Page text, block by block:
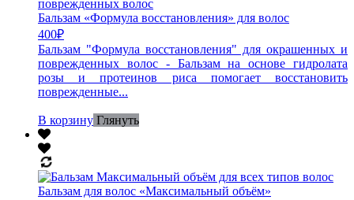
Бальзам «Формула восстановления» для волос
400₽
Бальзам "Формула восстановления" для окрашенных и
поврежденных волос - Бальзам на основе гидролата
розы и протеинов риса помогает восстановить
поврежденные...
В корзину Глянуть
Бальзам для волос «Максимальный объём»